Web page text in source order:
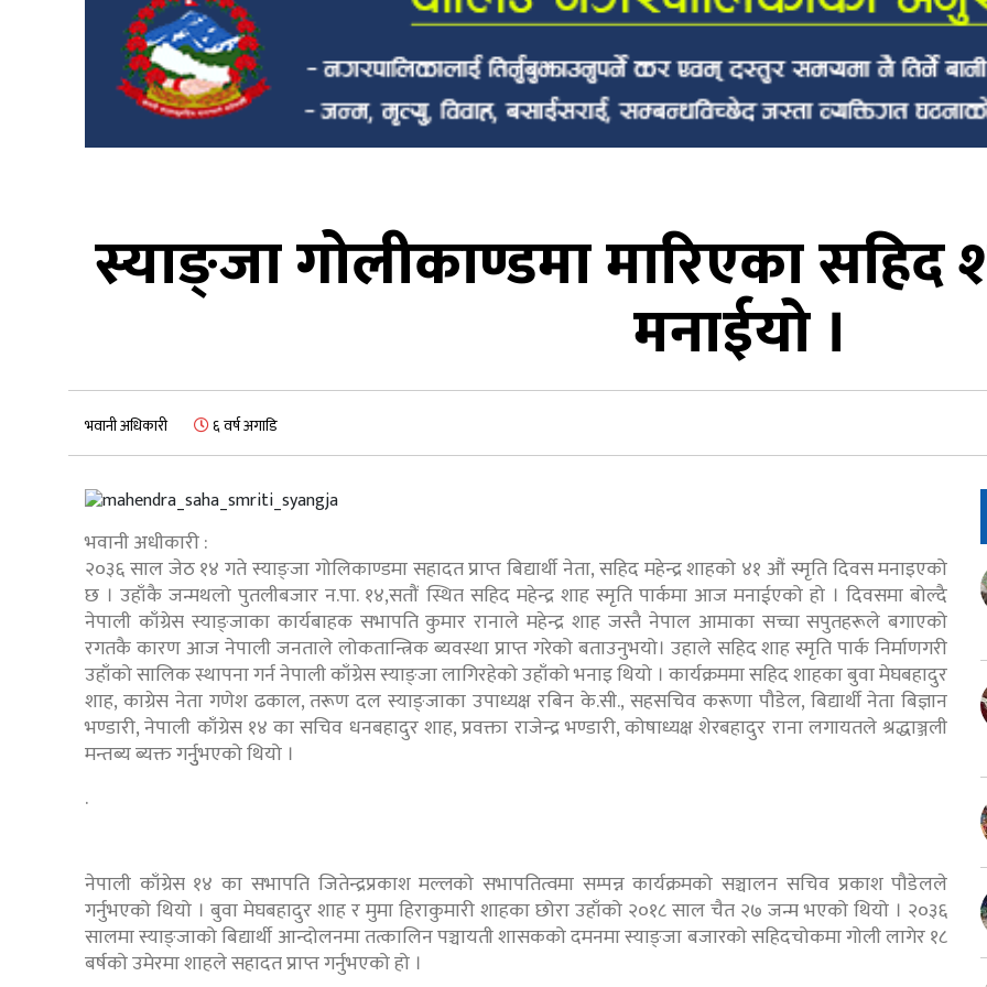
स्याङ्जा गोलीकाण्डमा मारिएका सहिद
मनाईयो ।
भवानी अधिकारी ६ वर्ष अगाडि
भवानी अधीकारी :
२०३६ साल जेठ १४ गते स्याङ्जा गोलिकाण्डमा सहादत प्राप्त बिद्यार्थी नेता, सहिद महेन्द्र शाहको ४१ औं स्मृति दिवस मनाइएको
छ । उहाँकै जन्मथलो पुतलीबजार न.पा. १४,सतौं स्थित सहिद महेन्द्र शाह स्मृति पार्कमा आज मनाईएको हो । दिवसमा बोल्दै
नेपाली काँग्रेस स्याङ्जाका कार्यबाहक सभापति कुमार रानाले महेन्द्र शाह जस्तै नेपाल आमाका सच्चा सपुतहरूले बगाएको
रगतकै कारण आज नेपाली जनताले लोकतान्त्रिक ब्यवस्था प्राप्त गरेको बताउनुभयो। उहाले सहिद शाह स्मृति पार्क निर्माणगरी
उहाँको सालिक स्थापना गर्न नेपाली काँग्रेस स्याङ्जा लागिरहेको उहाँको भनाइ थियो । कार्यक्रममा सहिद शाहका बुवा मेघबहादुर
शाह, काग्रेस नेता गणेश ढकाल, तरूण दल स्याङ्जाका उपाध्यक्ष रबिन के.सी., सहसचिव करूणा पौडेल, बिद्यार्थी नेता बिज्ञान
भण्डारी, नेपाली काँग्रेस १४ का सचिव धनबहादुर शाह, प्रवक्ता राजेन्द्र भण्डारी, कोषाध्यक्ष शेरबहादुर राना लगायतले श्रद्धाञ्जली
मन्तब्य ब्यक्त गर्नुुभएको थियो ।
.
नेपाली काँग्रेस १४ का सभापति जितेन्द्रप्रकाश मल्लको सभापतित्वमा सम्पन्न कार्यक्रमको सञ्चालन सचिव प्रकाश पौडेलले
गर्नुभएको थियो । बुवा मेघबहादुर शाह र मुमा हिराकुमारी शाहका छोरा उहाँको २०१८ साल चैत २७ जन्म भएको थियो । २०३६
सालमा स्याङ्जाको बिद्यार्थी आन्दोलनमा तत्कालिन पञ्चायती शासकको दमनमा स्याङ्जा बजारको सहिदचोकमा गोली लागेर १८
बर्षको उमेरमा शाहले सहादत प्राप्त गर्नुभएको हो ।